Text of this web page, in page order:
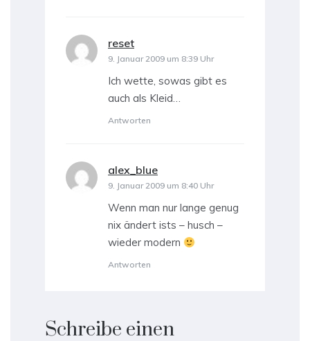
reset
9. Januar 2009 um 8:39 Uhr
Ich wette, sowas gibt es
auch als Kleid…
Antworten
alex_blue
9. Januar 2009 um 8:40 Uhr
Wenn man nur lange genug
nix ändert ists – husch –
wieder modern
Antworten
Schreibe einen